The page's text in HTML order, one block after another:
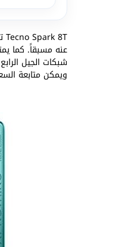
Tecno Spark 8T تم الإعلان عنه في ديسمبر 2021 إلى جانب
شبكات الجيل
ويمكن متابعة